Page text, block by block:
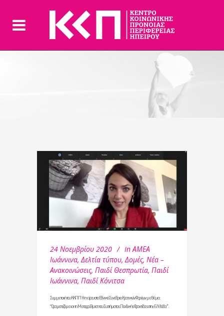
24 Νοεμβρίου 2020 In ΑΜΕΑ
Ιωάννινα, Δελτία τύπου, Δομές, Νέα –
Ανακοινώσεις, Παιδί Θεσπρωτία, Παιδί
Ιωάννινα, Παιδί Κόνιτσα
Συμμετοχή του ΚΚΠΠ Ηπείρου στο Εθνικό Συνέδριο Κρατικών Φορέων με θέμα:
“Οραματιζόμενοι τη Μεταρρύθμιση του Συστήματος Παιδικής Φροντίδας στην Ελλάδα”.